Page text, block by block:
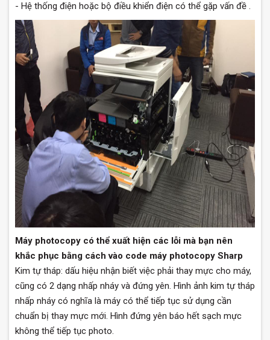
- Hệ thống điện hoặc bộ điều khiển điện có thể gặp vấn đề .
Máy photocopy có thể xuất hiện các lỗi mà bạn nên
khắc phục bằng cách vào code máy photocopy Sharp
Kim tự tháp: dấu hiệu nhận biết việc phải thay mực cho máy,
cũng có 2 dạng nhấp nháy và đứng yên. Hình ảnh kim tự tháp
nhấp nháy có nghĩa là máy có thể tiếp tục sử dụng cần
chuẩn bị thay mực mới. Hình đứng yên báo hết sạch mực
không thể tiếp tục photo.